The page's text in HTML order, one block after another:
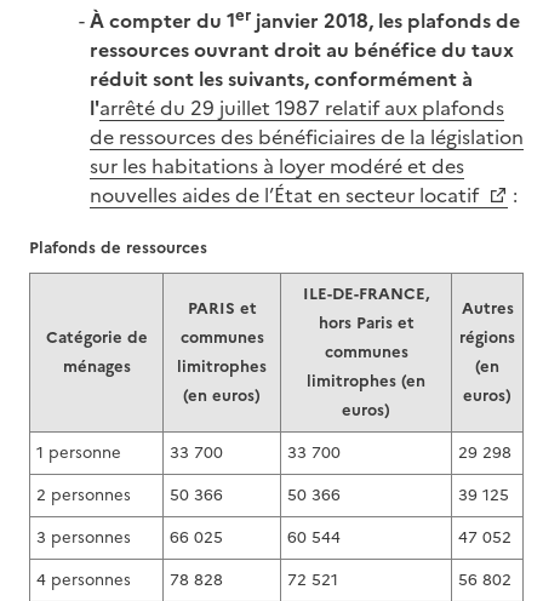
À compter du 1erjanvier 2018, les plafonds de
ressources ouvrant droit au bénéfice du taux
réduit sont les suivants, conformément à
l'arrêté du 29 juillet 1987 relatif aux plafonds
de ressources des bénéficiaires de la législation
sur les habitations à loyer modéré et des
nouvelles aides de l’État en secteur locatif
:
Catégorie de
ménages
PARIS et
communes
limitrophes
(en euros)
ILE-DE-FRANCE,
hors Paris et
communes
limitrophes (en
euros)
Autres
régions
(en
euros)
1 personne 33 700 33 700
29 298
2 personnes
50 366 50 366
39 125
3 personnes
66 025 60 544
47 052
4 personnes
78 828 72 521
56 802
Plafonds de ressources